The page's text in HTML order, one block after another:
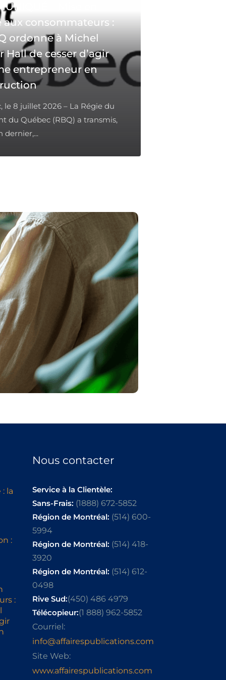
– Mise en
aux consommateurs :
ordonne à Michel
Hall de cesser d’agir
entrepreneur en
le 8 juillet 2026 – La Régie du
du Québec (RBQ) a transmis,
dernier,...
la
:
:
Nous contacter
Service à la Clientèle:
Sans-Frais: (1888) 672-5852
Région de Montréal: (514) 600-
5994
Région de Montréal: (514) 418-
3920
Région de Montréal: (514) 612-
0498
Rive Sud:(450) 486 4979
Télécopieur:(1 888) 962-5852
Courriel:
info@affairespublications.com
Site Web:
www.affairespublications.com